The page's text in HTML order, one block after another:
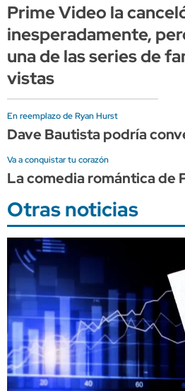
Prime Video la
inesperadamente,
una de las series de
vistas
En reemplazo de Ryan Hurst
Dave Bautista podría
Va a conquistar tu corazón
La comedia romántica de
Otras noticias